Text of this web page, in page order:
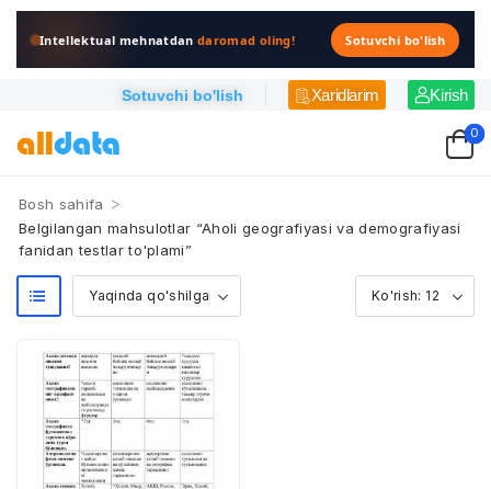
Intellektual mehnatdandaromad oling! Sotuvchi bo'lish
Sotuvchi bo'lish Xaridlarim Kirish
0
Bosh sahifa >
Belgilangan mahsulotlar “Aholi geografiyasi va demografiyasi
fanidan testlar to'plami”